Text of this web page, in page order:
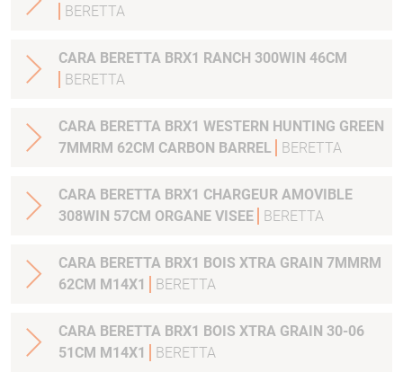
BERETTA
CARA BERETTA BRX1 RANCH 300WIN 46CM
BERETTA
CARA BERETTA BRX1 WESTERN HUNTING GREEN
7MMRM 62CM CARBON BARREL
BERETTA
CARA BERETTA BRX1 CHARGEUR AMOVIBLE
308WIN 57CM ORGANE VISEE
BERETTA
CARA BERETTA BRX1 BOIS XTRA GRAIN 7MMRM
62CM M14X1
BERETTA
CARA BERETTA BRX1 BOIS XTRA GRAIN 30-06
51CM M14X1
BERETTA